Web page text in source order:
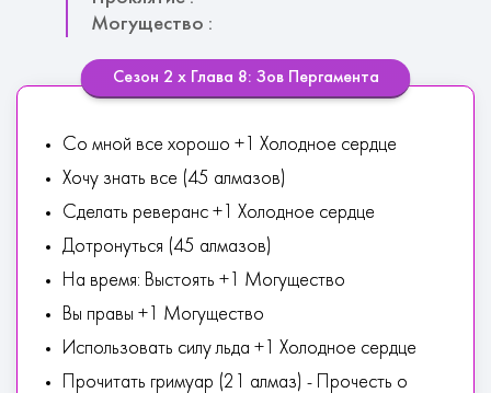
Могущество :
Сезон 2 х Глава 8: Зов Пергамента
Со мной все хорошо +1 Холодное сердце
Хочу знать все (45 алмазов)
Сделать реверанс +1 Холодное сердце
Дотронуться (45 алмазов)
На время: Выстоять +1 Могущество
Вы правы +1 Могущество
Использовать силу льда +1 Холодное сердце
Прочитать гримуар (21 алмаз) - Прочесть о